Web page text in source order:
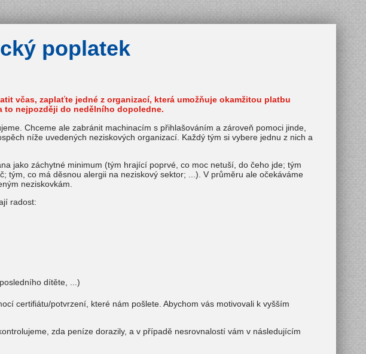
poplatek
včas, zaplaťte jedné z organizací, která umožňuje okamžitou platbu
to nejpozději do nedělního dopoledne.
Chceme ale zabránit machinacím s přihlašováním a zároveň pomoci jinde,
níže uvedených neziskových organizací. Každý tým si vybere jednu z nich a
jako záchytné minimum (tým hrající poprvé, co moc netuší, do čeho jde; tým
tým, co má děsnou alergii na neziskový sektor; ...). V průměru ale očekáváme
neziskovkám.
radost:
dítěte, ...)
certifiátu/potvrzení, které nám pošlete. Abychom vás motivovali k vyšším
zda peníze dorazily, a v případě nesrovnalostí vám v následujícím